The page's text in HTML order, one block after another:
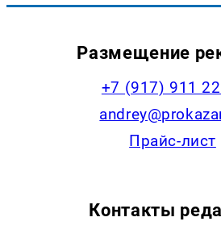
Размещение
+7 (917) 911
Прайс-лист
Контакты